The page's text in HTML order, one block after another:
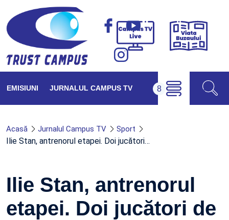
Campus
Viața
EMISIUNI JURNALUL CAMPUS TV
Acasă Jurnalul Campus TV Sport
Ilie Stan, antrenorul etapei. Doi jucători…
Ilie Stan, antrenorul
etapei. Doi jucători de